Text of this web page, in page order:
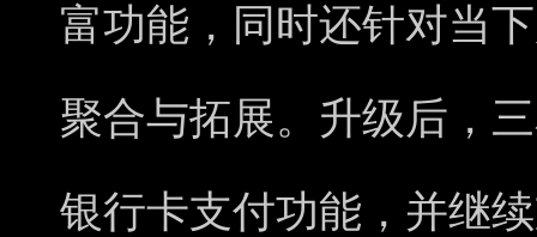
富功能，同时还针对当
聚合与拓展。升级后，
银行卡支付功能，并继